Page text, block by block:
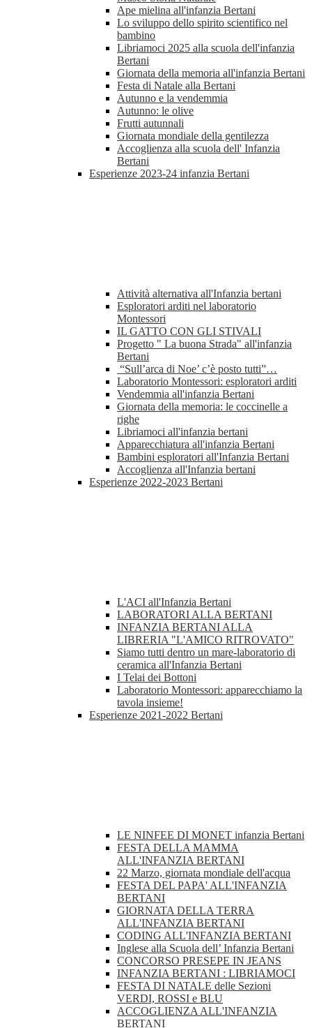
Ape mielina all'infanzia Bertani
Lo sviluppo dello spirito scientifico nel
bambino
Libriamoci 2025 alla scuola dell'infanzia
Bertani
Giornata della memoria all'infanzia Bertani
Festa di Natale alla Bertani
Autunno e la vendemmia
Autunno: le olive
Frutti autunnali
Giornata mondiale della gentilezza
Accoglienza alla scuola dell' Infanzia
Bertani
Esperienze 2023-24 infanzia Bertani
Attività alternativa all'Infanzia bertani
Esploratori arditi nel laboratorio
Montessori
IL GATTO CON GLI STIVALI
Progetto " La buona Strada" all'infanzia
Bertani
“Sull’arca di Noe’ c’è posto tutti”…
Laboratorio Montessori: esploratori arditi
Vendemmia all'infanzia Bertani
Giornata della memoria: le coccinelle a
righe
Libriamoci all'infanzia bertani
Apparecchiatura all'infanzia Bertani
Bambini esploratori all'Infanzia Bertani
Accoglienza all'Infanzia bertani
Esperienze 2022-2023 Bertani
L'ACI all'Infanzia Bertani
LABORATORI ALLA BERTANI
INFANZIA BERTANI ALLA
LIBRERIA "L'AMICO RITROVATO"
Siamo tutti dentro un mare-laboratorio di
ceramica all'Infanzia Bertani
I Telai dei Bottoni
Laboratorio Montessori: apparecchiamo la
tavola insieme!
Esperienze 2021-2022 Bertani
LE NINFEE DI MONET infanzia Bertani
FESTA DELLA MAMMA
ALL'INFANZIA BERTANI
22 Marzo, giornata mondiale dell'acqua
FESTA DEL PAPA' ALL'INFANZIA
BERTANI
GIORNATA DELLA TERRA
ALL'INFANZIA BERTANI
CODING ALL'INFANZIA BERTANI
Inglese alla Scuola dell’ Infanzia Bertani
CONCORSO PRESEPE IN JEANS
INFANZIA BERTANI : LIBRIAMOCI
FESTA DI NATALE delle Sezioni
VERDI, ROSSI e BLU
ACCOGLIENZA ALL'INFANZIA
BERTANI